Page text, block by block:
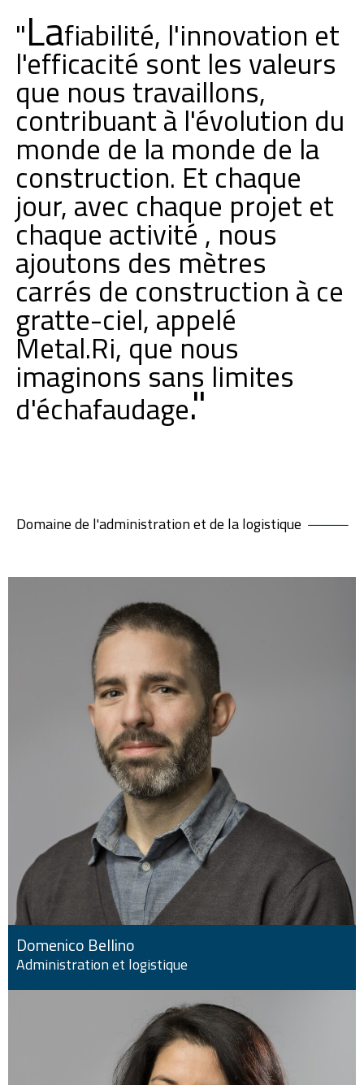
"Lafiabilité, l'innovation et
l'efficacité sont les valeurs
que nous travaillons,
contribuant à l'évolution du
monde de la monde de la
construction. Et chaque
jour, avec chaque projet et
chaque activité , nous
ajoutons des mètres
carrés de construction à ce
gratte-ciel, appelé
Metal.Ri, que nous
imaginons sans limites
d'échafaudage."
Domaine de l'administration et de la logistique
Domenico Bellino
Administration et logistique